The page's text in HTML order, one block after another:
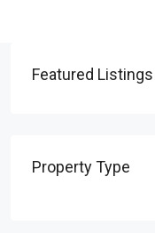
Featured Listings
Property Type